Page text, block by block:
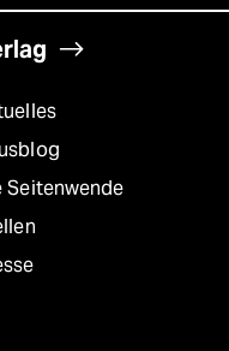
Seitenwende